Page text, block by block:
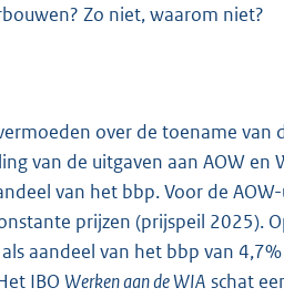
Zo niet, waarom niet?
over de toename van
van de uitgaven aan AOW
van het bbp. Voor de
prijzen (prijspeil 2025).
aandeel van het bbp van
IBO Werken aan de WIA schat